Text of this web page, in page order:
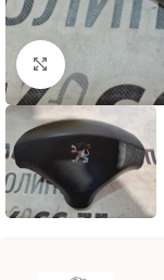
Натисніть,